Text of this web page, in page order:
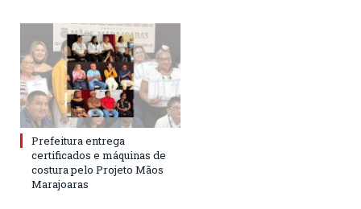
Prefeitura entrega
certificados e máquinas de
costura pelo Projeto Mãos
Marajoaras